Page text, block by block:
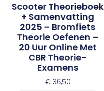
Scooter Theorieboek
+ Samenvatting
2025 – Bromfiets
Theorie Oefenen –
20 Uur Online Met
CBR Theorie-
Examens
€ 36,50